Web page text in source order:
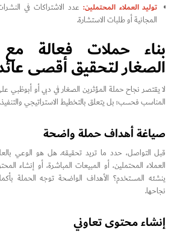
توليد العملاء المحتملين: عدد الاشتراكات في
المجانية أو طلبات الاستشارة.
بناء حملات فعالة مع
الصغار لتحقيق أقصى
لا يقتصر نجاح حملة المؤثرين الصغار في دبي أو
المناسب فحسب؛ بل يتعلق بالتخطيط الاستراتيجي والتنفيذ.
صياغة أهداف حملة واضحة
قبل التواصل، حدد ما تريد تحقيقه. هل هو الوعي
العملاء المحتملين، أو المبيعات المباشرة، أو إنشاء
ينشئه المستخدم؟ الأهداف الواضحة توجه الحملة
نجاحها.
إنشاء محتوى تعاوني